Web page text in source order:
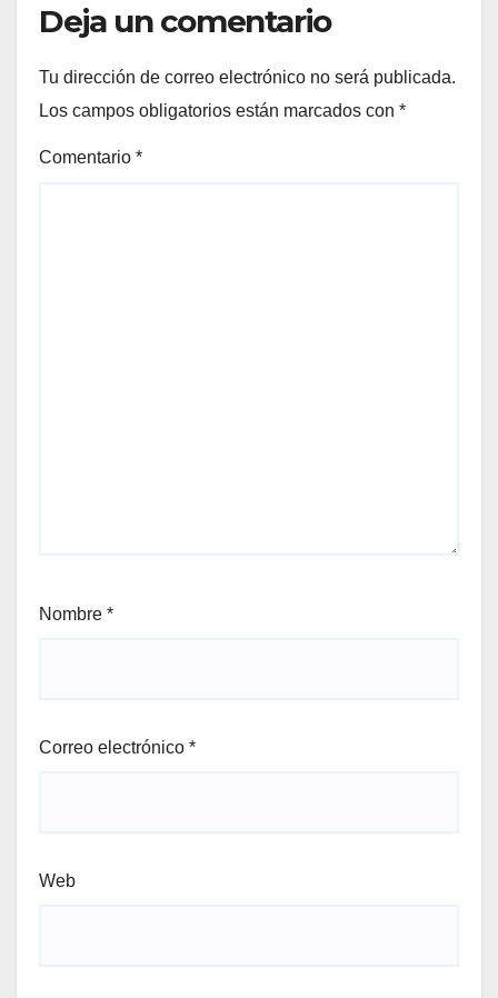
Deja un comentario
Tu dirección de correo electrónico no será publicada.
Los campos obligatorios están marcados con *
Comentario *
Nombre *
Correo electrónico *
Web